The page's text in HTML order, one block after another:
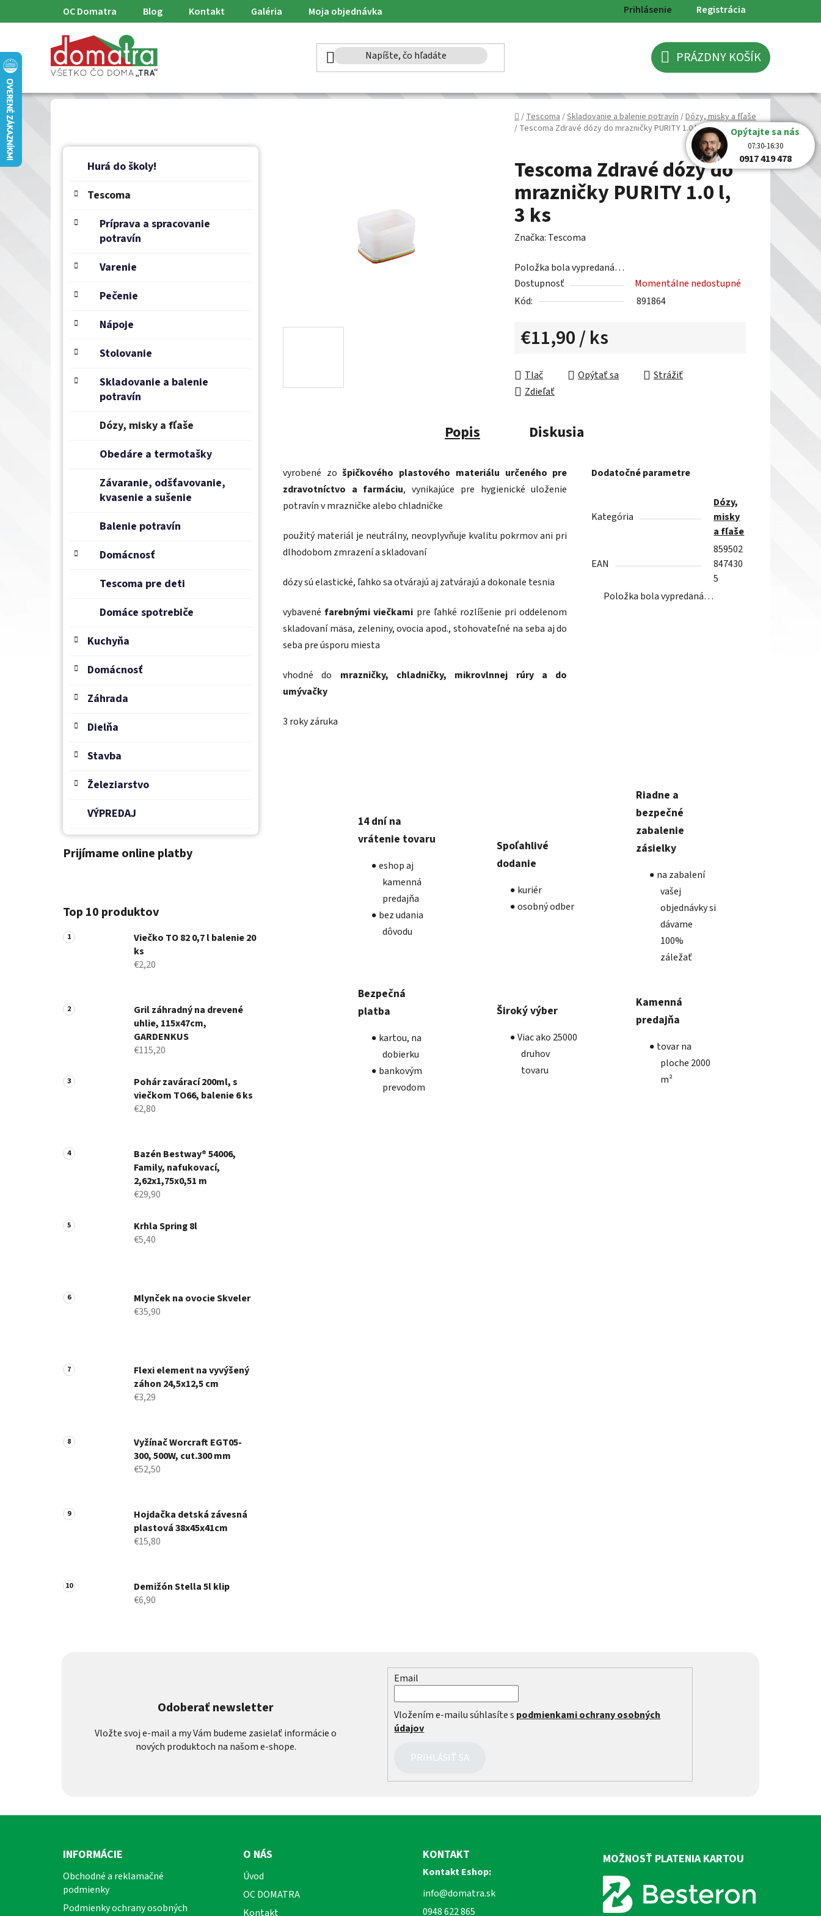
na
OC Domatra Blog Kontakt Galéria Moja objednávka Prihlásenie Registrácia
NÁKUPNÝ
KOŠÍK
PRÁZDNY KOŠÍK
Domov
/Tescoma/Skladovanie a balenie potravín/Dózy, misky a fľaše
/ Tescoma Zdravé dózy do mrazničky PURITY 1.0 l, 3 ks
B
Preskočiť
kategórie
K
Hurá do školy!
Tescoma
Príprava a spracovanie
potravín
Varenie
Pečenie
Nápoje
Stolovanie
Skladovanie a balenie
potravín
Dózy, misky a fľaše
Obedáre a termotašky
Závaranie, odšťavovanie,
kvasenie a sušenie
Balenie potravín
Domácnosť
Tescoma pre deti
Domáce spotrebiče
Kuchyňa
Domácnosť
Záhrada
Dielňa
Stavba
Železiarstvo
VÝPREDAJ
Prijímame online platby
Top 10 produktov
Viečko TO 82 0,7 l balenie 20
ks
€2,20
Gril záhradný na drevené
uhlie, 115x47cm,
GARDENKUS
€115,20
Pohár zavárací 200ml, s
viečkom TO66, balenie 6 ks
€2,80
Bazén Bestway® 54006,
Family, nafukovací,
2,62x1,75x0,51 m
€29,90
Krhla Spring 8l
€5,40
Mlynček na ovocie Skveler
€35,90
Flexi element na vyvýšený
záhon 24,5x12,5 cm
€3,29
Vyžínač Worcraft EGT05-
300, 500W, cut.300 mm
€52,50
Hojdačka detská závesná
plastová 38x45x41cm
€15,80
Demižón Stella 5l klip
€6,90
Tescoma Zdravé dózy do
mrazničky PURITY 1.0 l,
3 ks
Značka: Tescoma
Položka bola vypredaná…
Dostupnosť
Momentálne nedostupné
Kód:
891864
€11,90/ ks
Tlač
Opýtať sa
Strážiť
Zdieľať
Popis Diskusia
vyrobené zošpičkového plastového materiálu určeného pre
zdravotníctvo a farmáciu, vynikajúce pre hygienické uloženie
potravín v mrazničke alebo chladničke
použitý materiál je neutrálny, neovplyvňuje kvalitu pokrmov ani pri
dlhodobom zmrazení a skladovaní
dózy sú elastické, ľahko sa otvárajú aj zatvárajú a dokonale tesnia
vybavenéfarebnými viečkami pre ľahké rozlíšenie pri oddelenom
skladovaní mäsa, zeleniny, ovocia apod., stohovateľné na seba aj do
seba pre úsporu miesta
vhodné do mrazničky, chladničky, mikrovlnnej rúry a do
umývačky
3 roky záruka
Dodatočné parametre
Kategória
Dózy,
misky
a fľaše
EAN
859502
847430
5
Položka bola vypredaná…
14 dní na
vrátenie tovaru
eshop aj
kamenná
predajňa
bez udania
dôvodu
Spoľahlivé
dodanie
kuriér
osobný odber
Riadne a
bezpečné
zabalenie
zásielky
na zabalení
vašej
objednávky si
dávame
100%
záležať
Bezpečná
platba
kartou, na
dobierku
bankovým
prevodom
Široký výber
Viac ako 25000
druhov
tovaru
Kamenná
predajňa
tovar na
ploche 2000
m²
Odoberať newsletter
Vložte svoj e-mail a my Vám budeme zasielať informácie o
nových produktoch na našom e-shope.
Email
Vložením e-mailu súhlasíte s podmienkami ochrany osobných
údajov
PRIHLÁSIŤ SA
INFORMÁCIE
Obchodné a reklamačné
podmienky
Podmienky ochrany osobných
O NÁS
Úvod
OC DOMATRA
Kontakt
KONTAKT
Kontakt Eshop:
info@domatra.sk
0948 622 865
MOŽNOSŤ PLATENIA KARTOU
Opýtajte sa nás
07:30-16:30
0917 419 478